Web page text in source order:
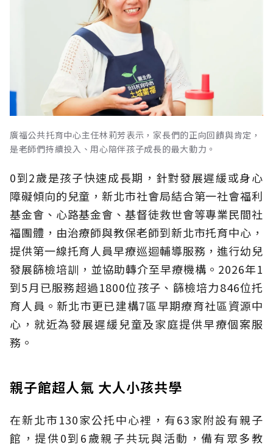
廣福公共托育中心主任林莉芳表示，家長們的正向回饋與肯定，
是老師們持續投入、用心陪伴孩子成長的最大動力。
0到2歲是孩子快速成長期，針對發展遲緩或身心
障礙傾向的兒童，新北市社會局結合第一社會福利
基金會、心路基金會、基督徒救世會等專業民間社
福團體，由治療師與教保老師到新北市托育中心，
提供第一線托育人員早療巡迴輔導服務，進行幼兒
發展篩檢培訓，並協助轉介至早療機構。2026年1
到5月已服務超過1800位孩子、篩檢培力846位托
育人員。新北市更已建構7區早期療育社區資源中
心，就近為發展遲緩兒童及家庭提供早療個案服
務。
親子館超人氣 大人小孩共學
在新北市130家公托中心裡，有63家附設有親子
館，提供0到6歲親子共玩與活動，備有眾多教